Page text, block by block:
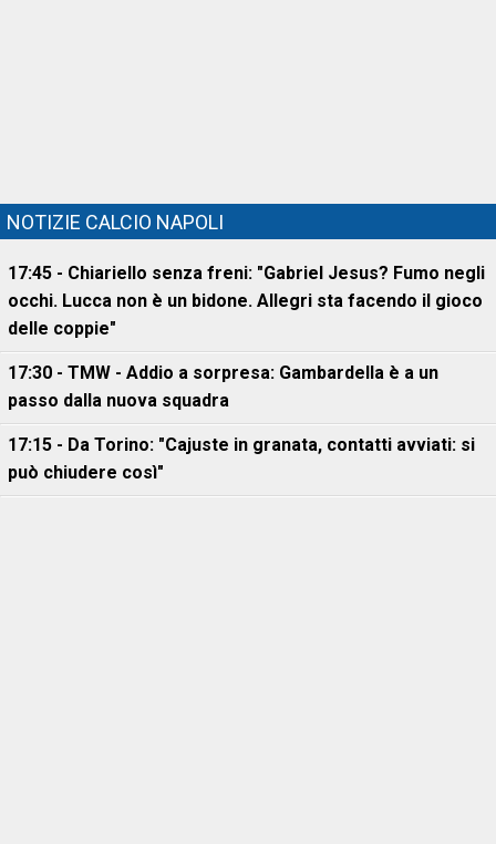
NOTIZIE CALCIO NAPOLI
17:45 - Chiariello senza freni: "Gabriel Jesus? Fumo negli
occhi. Lucca non è un bidone. Allegri sta facendo il gioco
delle coppie"
17:30 - TMW - Addio a sorpresa: Gambardella è a un
passo dalla nuova squadra
17:15 - Da Torino: "Cajuste in granata, contatti avviati: si
può chiudere così"